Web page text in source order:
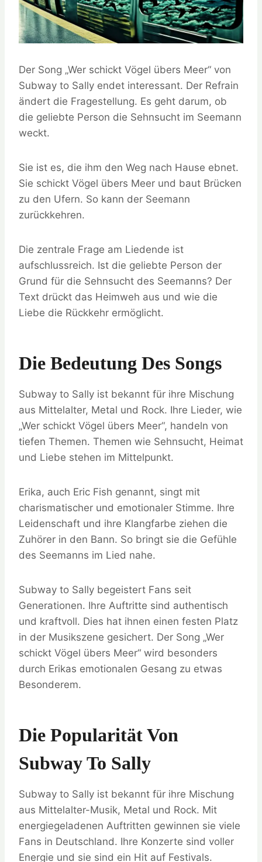
Der Song „Wer schickt Vögel übers Meer“ von
Subway to Sally endet interessant. Der Refrain
ändert die Fragestellung. Es geht darum, ob
die geliebte Person die Sehnsucht im Seemann
weckt.
Sie ist es, die ihm den Weg nach Hause ebnet.
Sie schickt Vögel übers Meer und baut Brücken
zu den Ufern. So kann der Seemann
zurückkehren.
Die zentrale Frage am Liedende ist
aufschlussreich. Ist die geliebte Person der
Grund für die Sehnsucht des Seemanns? Der
Text drückt das Heimweh aus und wie die
Liebe die Rückkehr ermöglicht.
Die Bedeutung Des Songs
Subway to Sally ist bekannt für ihre Mischung
aus Mittelalter, Metal und Rock. Ihre Lieder, wie
„Wer schickt Vögel übers Meer“, handeln von
tiefen Themen. Themen wie Sehnsucht, Heimat
und Liebe stehen im Mittelpunkt.
Erika, auch Eric Fish genannt, singt mit
charismatischer und emotionaler Stimme. Ihre
Leidenschaft und ihre Klangfarbe ziehen die
Zuhörer in den Bann. So bringt sie die Gefühle
des Seemanns im Lied nahe.
Subway to Sally begeistert Fans seit
Generationen. Ihre Auftritte sind authentisch
und kraftvoll. Dies hat ihnen einen festen Platz
in der Musikszene gesichert. Der Song „Wer
schickt Vögel übers Meer“ wird besonders
durch Erikas emotionalen Gesang zu etwas
Besonderem.
Die Popularität Von
Subway To Sally
Subway to Sally ist bekannt für ihre Mischung
aus Mittelalter-Musik, Metal und Rock. Mit
energiegeladenen Auftritten gewinnen sie viele
Fans in Deutschland. Ihre Konzerte sind voller
Energie und sie sind ein Hit auf Festivals.